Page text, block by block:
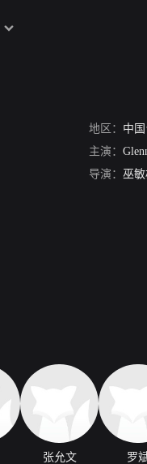
地区： 中
主演：
导演： 巫
张允文 罗